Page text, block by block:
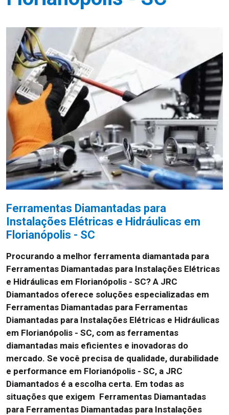
Ferramentas Diamantadas para
Instalações Elétricas e Hidráulicas em
Florianópolis - SC
Procurando a melhor ferramenta diamantada para
Ferramentas Diamantadas para Instalações Elétricas
e Hidráulicas em Florianópolis - SC? A JRC
Diamantados oferece soluções especializadas em
Ferramentas Diamantadas para Ferramentas
Diamantadas para Instalações Elétricas e Hidráulicas
em Florianópolis - SC, com as ferramentas
diamantadas mais eficientes e inovadoras do
mercado. Se você precisa de qualidade, durabilidade
e performance em Florianópolis - SC, a JRC
Diamantados é a escolha certa. Em todas as
situações que exigem Ferramentas Diamantadas
para Ferramentas Diamantadas para Instalações